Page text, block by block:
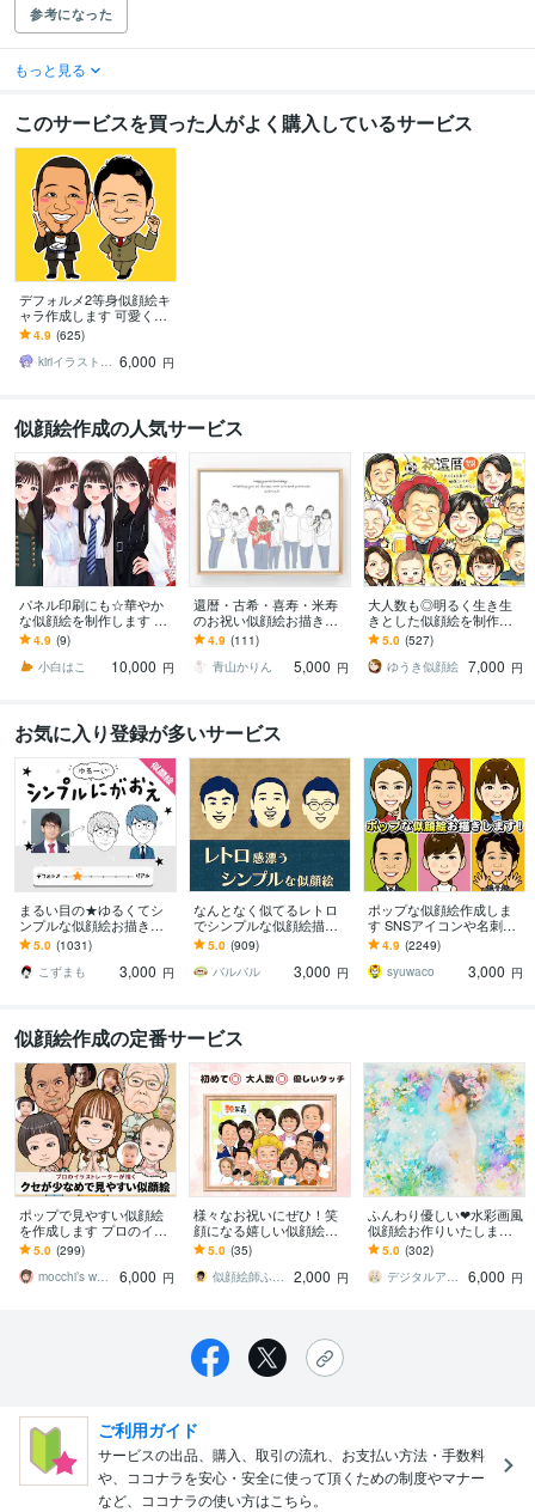
参考になった
もっと見る
このサービスを買った人がよく購入しているサービス
デフォルメ2等身似顔絵キ
ャラ作成します 可愛くカ
ッコよくデフォルメ！3種
テイストから選ぶ★ai納品
可
4.9 (625)
kiriイラストレーター 6,000 円
似顔絵作成の人気サービス
パネル印刷にも☆華やか
な似顔絵を制作します 多
様なサイズに対応可◎大
切な日の一枚に。
4.9 (9)
小白はこ
10,000 円
還暦・古希・喜寿・米寿
のお祝い似顔絵お描きし
ます 別々のお写真からOK
♪大切な人へ特別な記念品
を贈りませんか？
4.9 (111)
青山かりん
5,000 円
大人数も◎明るく生き生
きとした似顔絵を制作し
ます ✦送料込み✦長寿祝
い、記念日、プレゼン
ト、ご自宅用に♪
5.0 (527)
ゆうき似顔絵 7,000 円
お気に入り登録が多いサービス
まるい目の★ゆるくてシ
ンプルな似顔絵お描きし
ます ゆる～い感じにした
い、似すぎない方が‥と
いう方にオススメ！
5.0 (1031)
こずまも
3,000 円
なんとなく似てるレトロ
でシンプルな似顔絵描き
ます 懐かしくて新しい。
ほんのり昭和テイストの
やさしい似顔絵
5.0 (909)
バルバル
3,000 円
ポップな似顔絵作成しま
す SNSアイコンや名刺、
プレゼント用にポップな
似顔絵作成します
4.9 (2249)
syuwaco
3,000 円
似顔絵作成の定番サービス
ポップで見やすい似顔絵
を作成します プロのイラ
ストレーターによる程良
くリアルで見やすい似顔
絵です
5.0 (299)
mocchi’s workshop
6,000 円
様々なお祝いにぜひ！笑
顔になる嬉しい似顔絵描
きます 優しいタッチの似
顔絵で貰った人はもちろ
ん渡す人もニッコリ♡
5.0 (35)
似顔絵師ふくちゃん
2,000 円
ふんわり優しい❤︎水彩画風
似顔絵お作りいたします
デジタルデータ納品♡A4
サイズプリントプレゼン
ト*ᴗ ᴗ)⁾
5.0 (302)
デジタルアートゆきうさぎ
6,000 円
ご利用ガイド
サービスの出品、購入、取引の流れ、お支払い方法・手数料
や、ココナラを安心・安全に使って頂くための制度やマナー
など、ココナラの使い方はこちら。